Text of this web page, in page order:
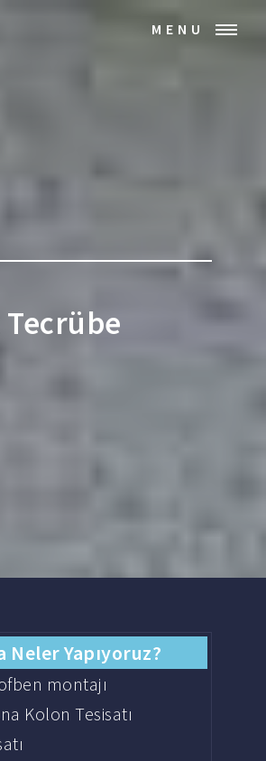
MENU
Tecrübe
Neler Yapıyoruz?
montajı
Kolon Tesisatı